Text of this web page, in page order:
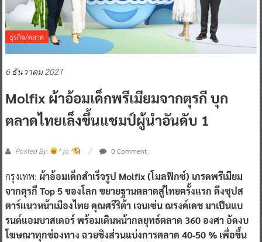
ธุรกิจ/ตลาด
6 ธันวาคม 2021
Molfix ผ้าอ้อมเด็กพรีเมียมจากตุรกี บุก
ตลาดไทยเล็งขึ้นแชมป์ผู้นำอันดับ 1
Posted By: ^ jo ^ 0 Comment
กรุงเทพ: ผ้าอ้อมเด็กสำเร็จรูป Molfix (โมลฟิกซ์) เกรดพรีเมียม
จากตุรกี Top 5 ของโลก ขยายฐานตลาดสู่ไทยครั้งแรก ดึงซุปส
ตาร์แนวหน้าเมืองไทย คุณศรีริต้า เจนเซ่น ณรงค์เดช มาเป็นแบ
รนด์แอมบาสเดอร์ พร้อมเดินหน้ากลยุทธ์ตลาด 360 องศา อัดงบ
โฆษณาทุกช่องทาง ฉวยชิงส่วนแบ่งการตลาด 40-50 % เพื่อขึ้น